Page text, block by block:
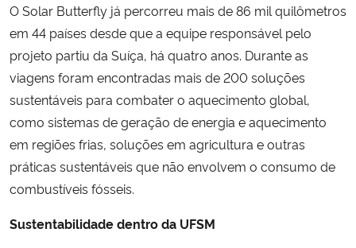
O Solar Butterfly já percorreu mais de 86 mil quilômetros
em 44 países desde que a equipe responsável pelo
projeto partiu da Suíça, há quatro anos. Durante as
viagens foram encontradas mais de 200 soluções
sustentáveis para combater o aquecimento global,
como sistemas de geração de energia e aquecimento
em regiões frias, soluções em agricultura e outras
práticas sustentáveis que não envolvem o consumo de
combustíveis fósseis.
Sustentabilidade dentro da UFSM